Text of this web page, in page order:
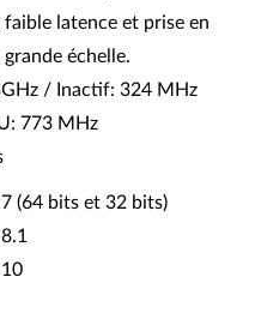
faible latence et prise en
échelle.
/ Inactif: 324 MHz
773 MHz
(64 bits et 32 ​​bits)